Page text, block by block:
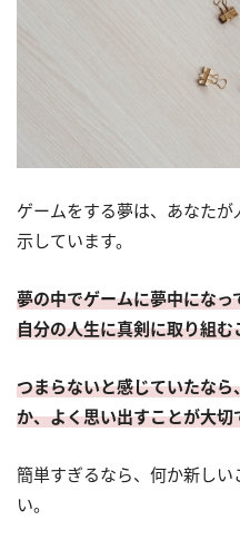
ゲームをする夢は、あなた
示しています。
夢の中でゲームに夢中にな
自分の人生に真剣に取り組
つまらないと感じていたな
か、よく思い出すことが大切
簡単すぎるなら、何か新し
い。